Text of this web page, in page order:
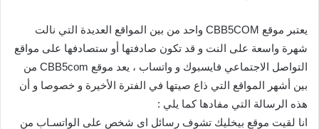
يعتبر موقع CBB5COM واحد من بين المواقع العديدة التي نالت
شهرة واسعة على النت و قد تكون صادفتها أو ستصادفها على مواقع
التواصل الاجتماعي فايسبوك و واتساب ، يعد موقع CBB5com من
بين أشهر المواقع التي ذاع صيتها في الفترة الأخيرة و خصوصا و أن
هذه الرسالة التي مفادها كما يلي :
انا لقيت موقع بيخليك تشوف رسائل اى شخص على الواتسـاب من